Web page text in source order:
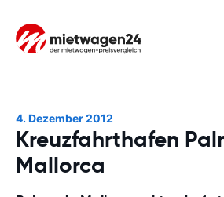
4. Dezember 2012
Kreuzfahrthafen
Mallorca